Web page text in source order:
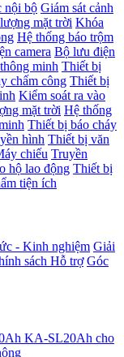
nội bộ Giám sát cảnh
mặt trời Khóa
Hệ thống báo trộm
camera Bộ lưu điện
minh Thiết bị
chấm công Thiết bị
Kiểm soát ra vào
mặt trời Hệ thống
Thiết bị báo cháy
hình Thiết bị văn
chiếu Truyền
hộ lao động Thiết bị
tiện ích
- Kinh nghiệm Giải
sách Hỗ trợ Góc